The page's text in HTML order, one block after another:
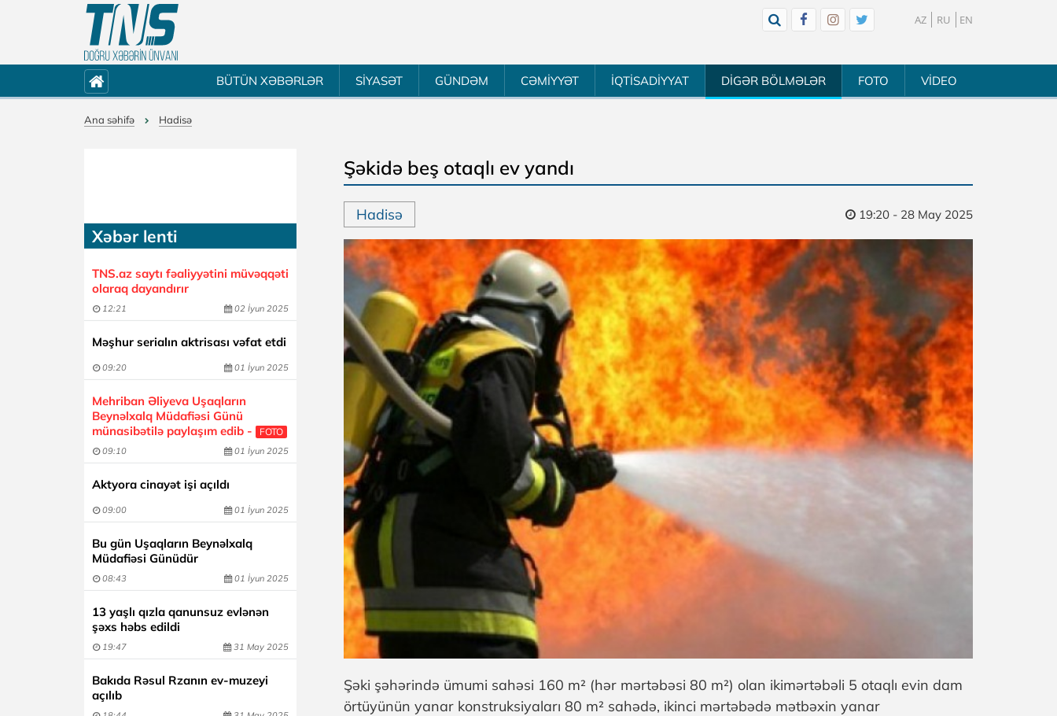
AZ RU EN
BÜTÜN XƏBƏRLƏR SİYASƏT GÜNDƏM CƏMİYYƏT İQTİSADİYYAT DİGƏR BÖLMƏLƏR FOTO VİDEO
Ana səhifə Hadisə
Xəbər lenti
TNS.az saytı fəaliyyətini müvəqqəti
olaraq dayandırır
12:21 02 İyun 2025
Məşhur serialın aktrisası vəfat etdi
09:20 01 İyun 2025
Mehriban Əliyeva Uşaqların
Beynəlxalq Müdafiəsi Günü
münasibətilə paylaşım edib -
FOTO
09:10 01 İyun 2025
Aktyora cinayət işi açıldı
09:00 01 İyun 2025
Bu gün Uşaqların Beynəlxalq
Müdafiəsi Günüdür
08:43 01 İyun 2025
13 yaşlı qızla qanunsuz evlənən
şəxs həbs edildi
19:47 31 May 2025
Bakıda Rəsul Rzanın ev-muzeyi
açılıb
Şəkidə beş otaqlı ev yandı
Hadisə 19:20 - 28 May 2025
Şəki şəhərində ümumi sahəsi 160 m² (hər mərtəbəsi 80 m²) olan ikimərtəbəli 5 otaqlı evin dam
örtüyünün yanar konstruksiyaları 80 m² sahədə, ikinci mərtəbədə mətbəxin yanar